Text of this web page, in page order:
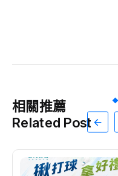
相關推薦
Related Post